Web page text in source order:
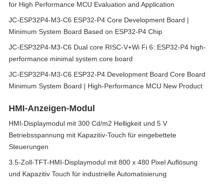
for High Performance MCU Evaluation and Application
JC-ESP32P4-M3-C6 ESP32-P4 Core Development Board |
Minimum System Board Based on ESP32-P4 Chip
JC-ESP32P4-M3-C6 Dual core RISC-V+Wi Fi 6: ESP32-P4 high-
performance minimal system core board
JC-ESP32P4-M3-C6 ESP32-P4 Development Board Core Board
Minimum System Board | High-Performance MCU New Product
HMI-Anzeigen-Modul
HMI-Displaymodul mit 300 Cd/m2 Helligkeit und 5 V
Betriebsspannung mit Kapazitiv-Touch für eingebettete
Steuerungen
3.5-Zoll-TFT-HMI-Displaymodul mit 800 x 480 Pixel Auflösung
und Kapazitiv Touch für industrielle Automatisierung